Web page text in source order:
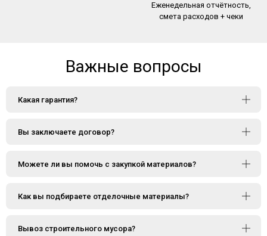
Еженедельная отчётность,
смета расходов + чеки
Важные вопросы
Какая гарантия?
Вы заключаете договор?
Можете ли вы помочь с закупкой материалов?
Как вы подбираете отделочные материалы?
Вывоз строительного мусора?